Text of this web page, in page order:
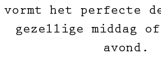
vormt het perfecte
gezellige middag
avond.